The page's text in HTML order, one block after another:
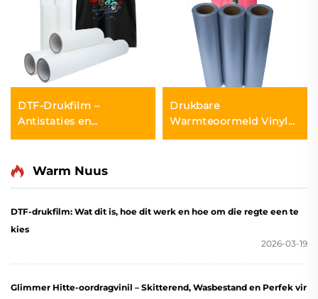
DTF-Drukfilm –
Antistaties en
Vochtbestand
Drukbare
Warmteoormeld Vinyl
vir Inkjet Drukker
Warm Nuus
DTF-drukfilm: Wat dit is, hoe dit werk en hoe om die regte een te
kies
2026-03-19
Glimmer Hitte-oordragvinil – Skitterend, Wasbestand en Perfek vir